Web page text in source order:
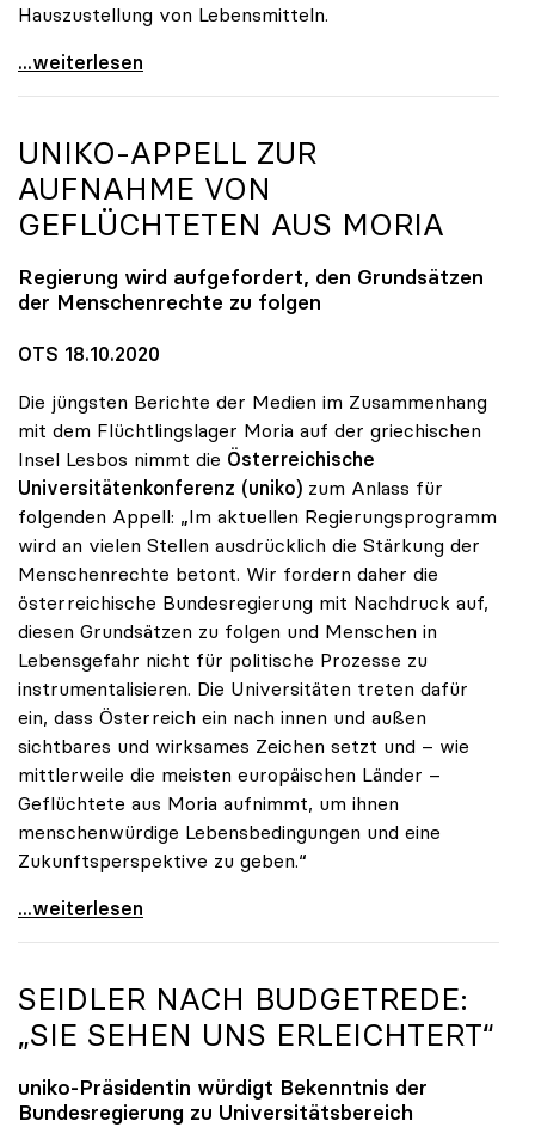
Hauszustellung von Lebensmitteln.
Online-Kampagne „UNInteressant?“ legt Fokus auf
...weiterlesen
UNIKO-APPELL ZUR
AUFNAHME VON
GEFLÜCHTETEN AUS MORIA
Regierung wird aufgefordert, den Grundsätzen
der Menschenrechte zu folgen
OTS 18.10.2020
Die jüngsten Berichte der Medien im Zusammenhang
mit dem Flüchtlingslager Moria auf der griechischen
Insel Lesbos nimmt die Österreichische
Universitätenkonferenz (uniko) zum Anlass für
folgenden Appell: „Im aktuellen Regierungsprogramm
wird an vielen Stellen ausdrücklich die Stärkung der
Menschenrechte betont. Wir fordern daher die
österreichische Bundesregierung mit Nachdruck auf,
diesen Grundsätzen zu folgen und Menschen in
Lebensgefahr nicht für politische Prozesse zu
instrumentalisieren. Die Universitäten treten dafür
ein, dass Österreich ein nach innen und außen
sichtbares und wirksames Zeichen setzt und – wie
mittlerweile die meisten europäischen Länder –
Geflüchtete aus Moria aufnimmt, um ihnen
menschenwürdige Lebensbedingungen und eine
Zukunftsperspektive zu geben.“
uniko-Appell zur Aufnahme von Geflüchteten aus
...weiterlesen
SEIDLER NACH BUDGETREDE:
„SIE SEHEN UNS ERLEICHTERT“
uniko-Präsidentin würdigt Bekenntnis der
Bundesregierung zu Universitätsbereich